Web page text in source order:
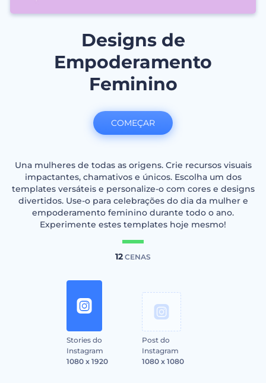
Designs de
Empoderamento
Feminino
Una mulheres de todas as origens. Crie recursos visuais
impactantes, chamativos e únicos. Escolha um dos
templates versáteis e personalize-o com cores e designs
divertidos. Use-o para celebrações do dia da mulher e
empoderamento feminino durante todo o ano.
Experimente estes templates hoje mesmo!
12 CENAS
Stories do
Instagram
1080 x 1920
Post do
Instagram
1080 x 1080
COMEÇAR